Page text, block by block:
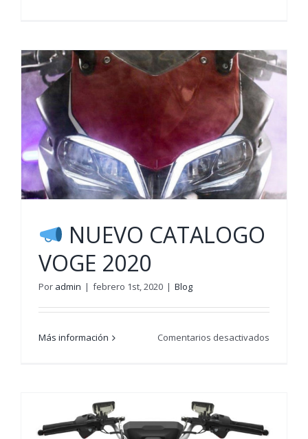
MUSCLE
125
NUEVO CATALOGO
VOGE 2020
Por admin | febrero 1st, 2020 | Blog
Más información Comentarios desactivados